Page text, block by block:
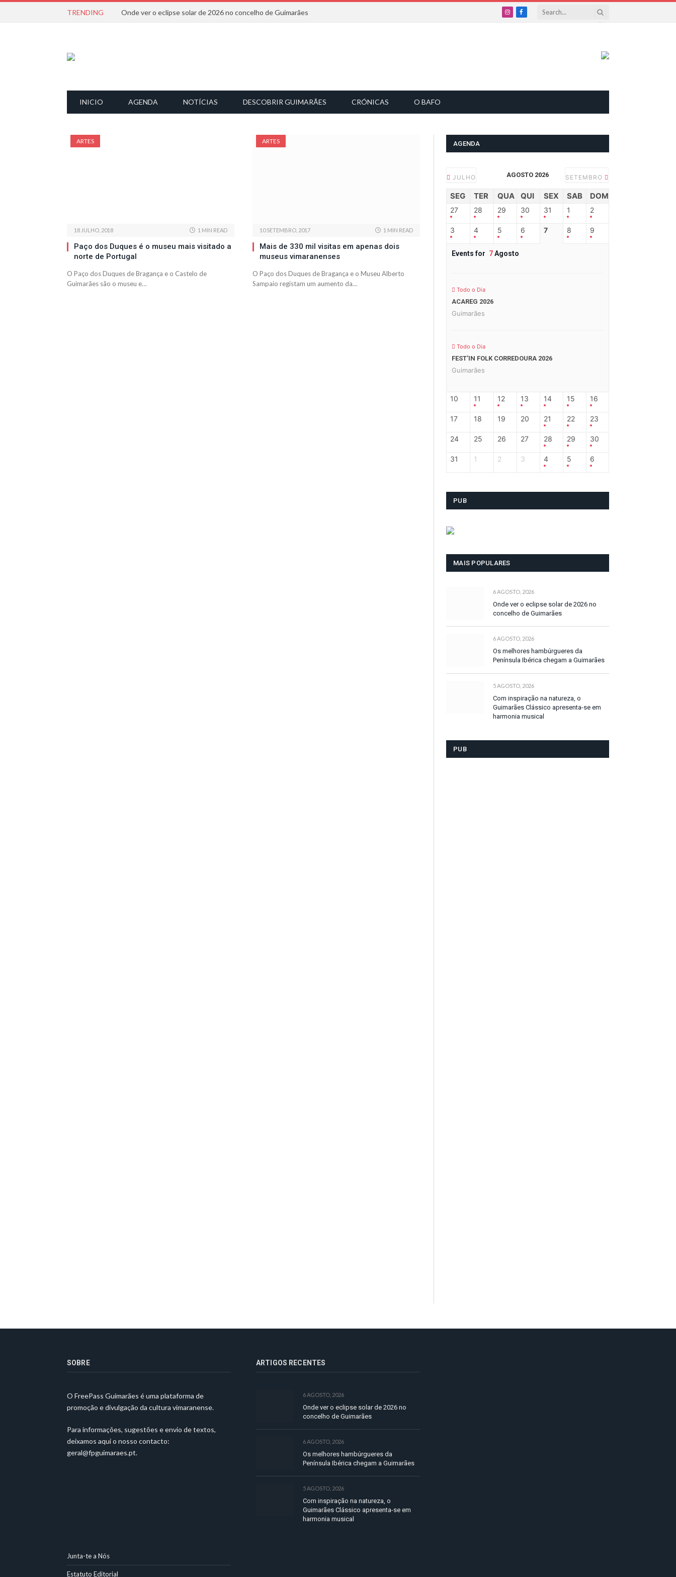
TRENDING Onde ver o eclipse solar de 2026 no concelho de Guimarães
InstagramFacebook
INICIO AGENDA NOTÍCIAS DESCOBRIR GUIMARÃES CRÓNICAS O BAFO
ARTES
18 JULHO, 2018 1 MIN READ
Paço dos Duques é o museu mais visitado a
norte de Portugal
O Paço dos Duques de Bragança e o Castelo de
Guimarães são o museu e…
ARTES
10 SETEMBRO, 2017 1 MIN READ
Mais de 330 mil visitas em apenas dois
museus vimaranenses
O Paço dos Duques de Bragança e o Museu Alberto
Sampaio registam um aumento da…
AGENDA
JULHO AGOSTO 2026 SETEMBRO
SEG TER QUA QUI SEX SAB DOM
27 28 29 30 31 1 2
3 4 5 6 7 8 9
Events for 7Agosto
Todo o Dia
ACAREG 2026
Guimarães
Todo o Dia
FEST’IN FOLK CORREDOURA 2026
Guimarães
10 11 12 13 14 15 16
17 18 19 20 21 22 23
24 25 26 27 28 29 30
31 1 2 3 4 5 6
PUB
MAIS POPULARES
6 AGOSTO, 2026
Onde ver o eclipse solar de 2026 no
concelho de Guimarães
6 AGOSTO, 2026
Os melhores hambúrgueres da
Península Ibérica chegam a Guimarães
5 AGOSTO, 2026
Com inspiração na natureza, o
Guimarães Clássico apresenta-se em
harmonia musical
PUB
SOBRE
O FreePass Guimarães é uma plataforma de
promoção e divulgação da cultura vimaranense.
Para informações, sugestões e envio de textos,
deixamos aqui o nosso contacto:
geral@fpguimaraes.pt.
ARTIGOS RECENTES
6 AGOSTO, 2026
Onde ver o eclipse solar de 2026 no
concelho de Guimarães
6 AGOSTO, 2026
Os melhores hambúrgueres da
Península Ibérica chegam a Guimarães
5 AGOSTO, 2026
Com inspiração na natureza, o
Guimarães Clássico apresenta-se em
harmonia musical
Junta-te a Nós
Estatuto Editorial